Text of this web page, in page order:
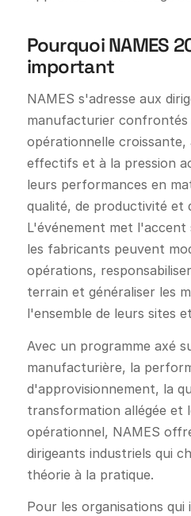
Pourquoi NAMES
important
NAMES s'adresse aux
manufacturier confrontés
opérationnelle croissante,
effectifs et à la pression
leurs performances en
qualité, de productivité et
L'événement met l'accent
les fabricants peuvent
opérations,
terrain et généraliser les
l'ensemble de leurs sites
Avec un programme axé
manufacturière, la
d'approvisionnement, la
transformation allégée et
opérationnel, NAMES
dirigeants industriels qui
théorie à la pratique.
Pour les organisations qui